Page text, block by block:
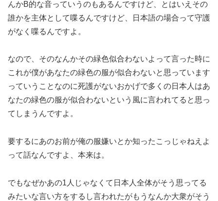
んかB的な音っていうのもあるんですけど、とはいえその
誰かを主体として喋るんですけど、日本語の場合って守護
がなく喋るんですよ。
なので、そのなんかその緑色似合わないよって言った時に
これが僕があなたの緑色の服が似合わないと思っています
っていうことなのに死護がないおかげで多くの日本人はあ
なたの緑色の服が似合わないという風に言われてると思っ
てしまうんですよ。
要するにあのお前が俺の服嫌いとか知ったこっじゃねえよ
って話なんですよ、本来は。
でもなぜかあの1人じゃなくて日本人全体がそう思ってる
みたいな言い方をするし言われたがもうなんか大衆がそう